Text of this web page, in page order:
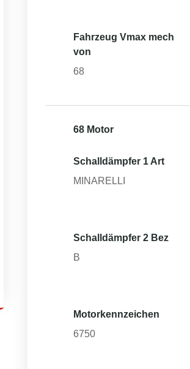
Fahrzeug Vmax mech
von
68
68 Motor
Schalldämpfer 1 Art
MINARELLI
Schalldämpfer 2 Bez
B
Motorkennzeichen
6750